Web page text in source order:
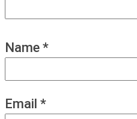
Name *
Email *